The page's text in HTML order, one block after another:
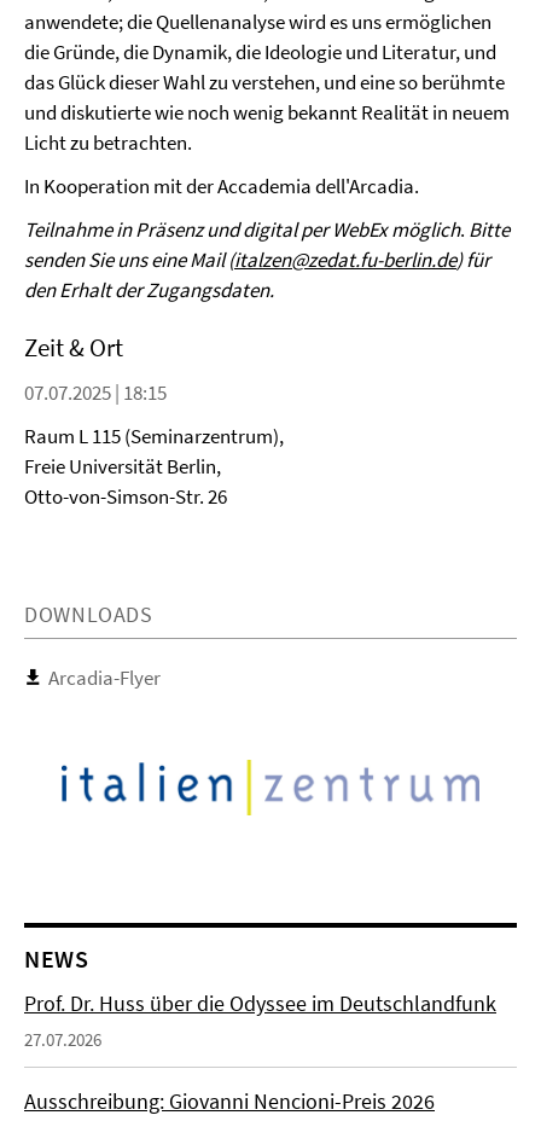
anwendete; die Quellenanalyse wird es uns ermöglichen
die Gründe, die Dynamik, die Ideologie und Literatur, und
das Glück dieser Wahl zu verstehen, und eine so berühmte
und diskutierte wie noch wenig bekannt Realität in neuem
Licht zu betrachten.
In Kooperation mit der Accademia dell'Arcadia.
Teilnahme in Präsenz und digital per WebEx möglich. Bitte
senden Sie uns eine Mail (italzen@zedat.fu-berlin.de) für
den Erhalt der Zugangsdaten.
Zeit & Ort
07.07.2025 | 18:15
Raum L 115 (Seminarzentrum),
Freie Universität Berlin,
Otto-von-Simson-Str. 26
DOWNLOADS
Arcadia-Flyer
NEWS
Prof. Dr. Huss über die Odyssee im Deutschlandfunk
27.07.2026
Ausschreibung: Giovanni Nencioni-Preis 2026